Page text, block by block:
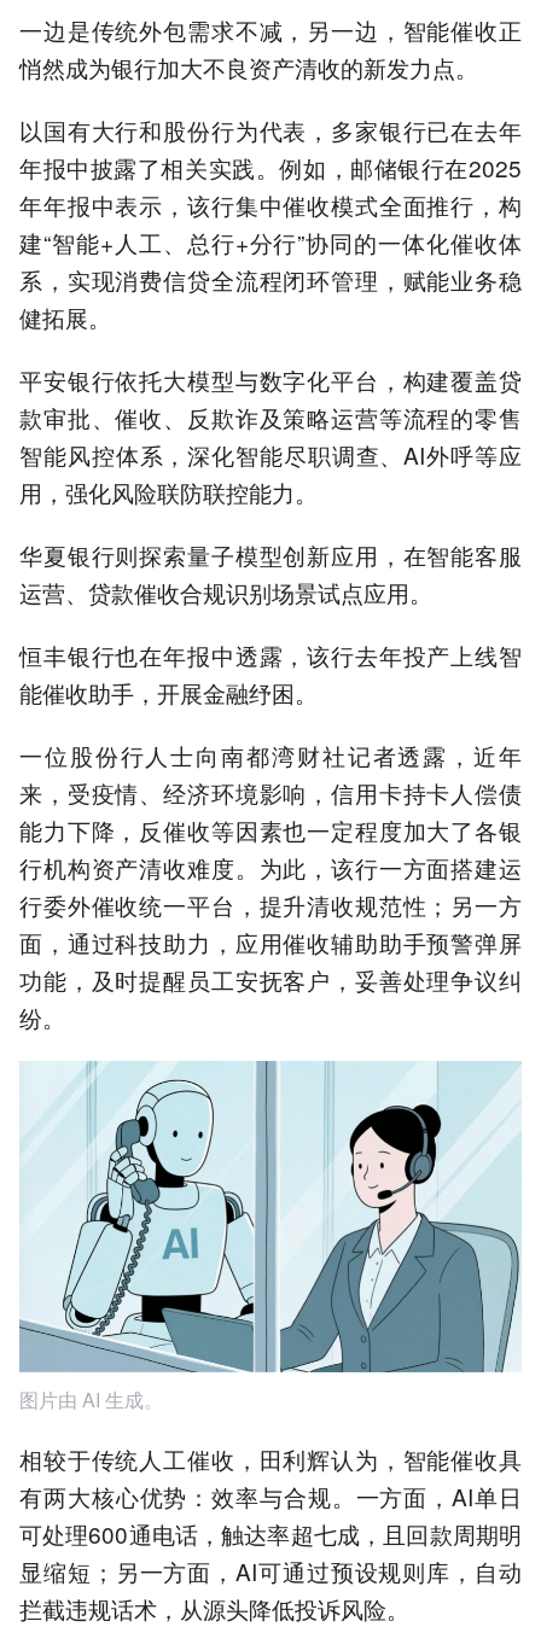
一边是传统外包需求不减，另一边，智能催收正
悄然成为银行加大不良资产清收的新发力点。
以国有大行和股份行为代表，多家银行已在去年
年报中披露了相关实践。例如，邮储银行在2025
年年报中表示，该行集中催收模式全面推行，构
建“智能+人工、总行+分行”协同的一体化催收体
系，实现消费信贷全流程闭环管理，赋能业务稳
健拓展。
平安银行依托大模型与数字化平台，构建覆盖贷
款审批、催收、反欺诈及策略运营等流程的零售
智能风控体系，深化智能尽职调查、AI外呼等应
用，强化风险联防联控能力。
华夏银行则探索量子模型创新应用，在智能客服
运营、贷款催收合规识别场景试点应用。
恒丰银行也在年报中透露，该行去年投产上线智
能催收助手，开展金融纾困。
一位股份行人士向南都湾财社记者透露，近年
来，受疫情、经济环境影响，信用卡持卡人偿债
能力下降，反催收等因素也一定程度加大了各银
行机构资产清收难度。为此，该行一方面搭建运
行委外催收统一平台，提升清收规范性；另一方
面，通过科技助力，应用催收辅助助手预警弹屏
功能，及时提醒员工安抚客户，妥善处理争议纠
纷。
图片由 AI 生成。
相较于传统人工催收，田利辉认为，智能催收具
有两大核心优势：效率与合规。一方面，AI单日
可处理600通电话，触达率超七成，且回款周期明
显缩短；另一方面，AI可通过预设规则库，自动
拦截违规话术，从源头降低投诉风险。